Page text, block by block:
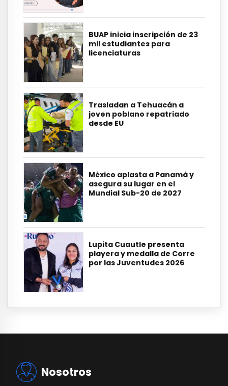
BUAP inicia inscripción de 23
mil estudiantes para
licenciaturas
Trasladan a Tehuacán a
joven poblano repatriado
desde EU
México aplasta a Panamá y
asegura su lugar en el
Mundial Sub-20 de 2027
Lupita Cuautle presenta
playera y medalla de Corre
por las Juventudes 2026
Nosotros